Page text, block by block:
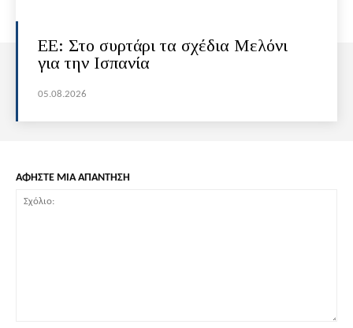
ΕΕ: Στο συρτάρι τα σχέδια Μελόνι
για την Ισπανία
05.08.2026
ΑΦΗΣΤΕ ΜΙΑ ΑΠΑΝΤΗΣΗ